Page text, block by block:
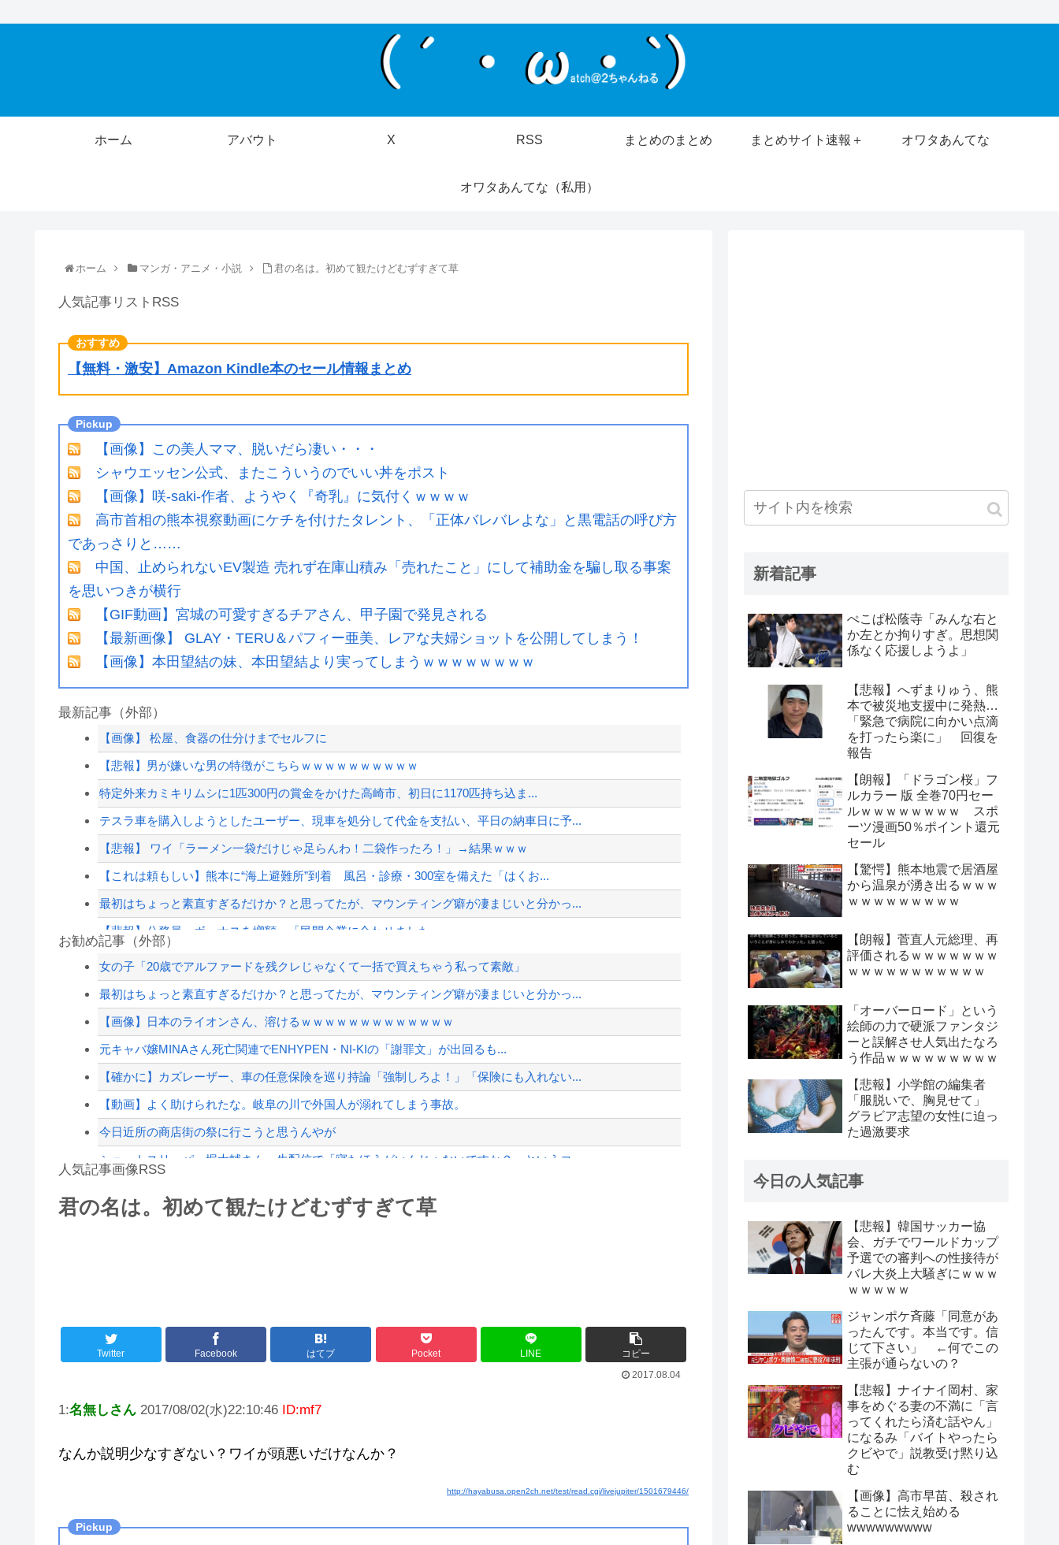
ホーム アバウト X RSS まとめのまとめ まとめサイト速報＋ オワタあんてな
オワタあんてな（私用）
ホーム マンガ・アニメ・小説 君の名は。初めて観たけどむずすぎて草
人気記事リストRSS
【無料・激安】Amazon Kindle本のセール情報まとめ
【画像】この美人ママ、脱いだら凄い・・・
シャウエッセン公式、またこういうのでいい丼をポスト
【画像】咲-saki-作者、ようやく『奇乳』に気付くｗｗｗｗ
高市首相の熊本視察動画にケチを付けたタレント、「正体バレバレよな」と黒電話の呼び方
であっさりと……
中国、止められないEV製造 売れず在庫山積み「売れたこと」にして補助金を騙し取る事案
を思いつきが横行
【GIF動画】宮城の可愛すぎるチアさん、甲子園で発見される
【最新画像】 GLAY・TERU＆パフィー亜美、レアな夫婦ショットを公開してしまう！
【画像】本田望結の妹、本田望結より実ってしまうｗｗｗｗｗｗｗｗ
最新記事（外部）
【画像】 松屋、食器の仕分けまでセルフに
【悲報】男が嫌いな男の特徴がこちらｗｗｗｗｗｗｗｗｗｗ
特定外来カミキリムシに1匹300円の賞金をかけた高崎市、初日に1170匹持ち込ま...
テスラ車を購入しようとしたユーザー、現車を処分して代金を支払い、平日の納車日に予...
【悲報】 ワイ「ラーメン一袋だけじゃ足らんわ！二袋作ったろ！」→結果ｗｗｗ
【これは頼もしい】熊本に“海上避難所”到着 風呂・診療・300室を備えた「はくお...
最初はちょっと素直すぎるだけか？と思ってたが、マウンティング癖が凄まじいと分かっ...
【悲報】公務員、ボーナスを増額 「民間企業に合わせました」
大久保佳代子「休みの日はだいたい…」まさかの習慣を暴露ｗｗｗ
「Virtual Insanity」30年越しの“公式和訳“が公開される
高配当をうたった「みんなで大家さん」→実態は2881億円の債務超過
【速報】外人の医療費未払いが多すぎたので病院が外人の治療を断るようになってしまう
【配信者】「金バエ」のSNS更新が1週間途絶え、様々な憶測が飛び交う。1週間ぶり...
【緊急速報】NYで警官が黒人男性の首を絞め、暴動第二波不可避へ
お勧め記事（外部）
女の子「20歳でアルファードを残クレじゃなくて一括で買えちゃう私って素敵」
最初はちょっと素直すぎるだけか？と思ってたが、マウンティング癖が凄まじいと分かっ...
【画像】日本のライオンさん、溶けるｗｗｗｗｗｗｗｗｗｗｗｗｗ
元キャバ嬢MINAさん死亡関連でENHYPEN・NI-KIの「謝罪文」が出回るも...
【確かに】カズレーザー、車の任意保険を巡り持論「強制しろよ！」「保険にも入れない...
【動画】よく助けられたな。岐阜の川で外国人が溺れてしまう事故。
今日近所の商店街の祭に行こうと思うんやが
ショートスリーパー堀大輔さん、生配信で「寝たほうがいんじゃないですか？」というコ...
魔王「俺の体臭がやばい」
海外「おめでとうタキ！」リヴァプール南野がバースデーゴール！！
人気記事画像RSS
君の名は。初めて観たけどむずすぎて草
Twitter Facebook はてブ Pocket LINE
コピー
2017.08.04
1:名無しさん 2017/08/02(水)22:10:46 ID:mf7
なんか説明少なすぎない？ワイが頭悪いだけなんか？
http://hayabusa.open2ch.net/test/read.cgi/livejupiter/1501679446/
新着記事
ぺこぱ松蔭寺「みんな右と
か左とか拘りすぎ。思想関
係なく応援しようよ」
【悲報】へずまりゅう、熊
本で被災地支援中に発熱…
「緊急で病院に向かい点滴
を打ったら楽に」 回復を
報告
【朗報】「ドラゴン桜」フ
ルカラー 版 全巻70円セー
ルｗｗｗｗｗｗｗｗ スポ
ーツ漫画50％ポイント還元
セール
【驚愕】熊本地震で居酒屋
から温泉が湧き出るｗｗｗ
ｗｗｗｗｗｗｗｗｗ
【朗報】菅直人元総理、再
評価されるｗｗｗｗｗｗｗ
ｗｗｗｗｗｗｗｗｗｗｗ
「オーバーロード」という
絵師の力で硬派ファンタジ
ーと誤解させ人気出たなろ
う作品ｗｗｗｗｗｗｗｗｗ
【悲報】小学館の編集者
「服脱いで、胸見せて」
グラビア志望の女性に迫っ
た過激要求
今日の人気記事
【悲報】韓国サッカー協
会、ガチでワールドカップ
予選での審判への性接待が
バレ大炎上大騒ぎにｗｗｗ
ｗｗｗｗｗ
ジャンポケ斉藤「同意があ
ったんです。本当です。信
じて下さい」 ←何でこの
主張が通らないの？
【悲報】ナイナイ岡村、家
事をめぐる妻の不満に「言
ってくれたら済む話やん」
になるみ「バイトやったら
クビやで」説教受け黙り込
む
【画像】高市早苗、殺され
ることに怯え始める
wwwwwwwww